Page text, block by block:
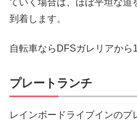
ていく場合は、ほぼ平坦な道
到着します。
自転車ならDFSガレリアから
プレートランチ
レインボードライブインのプ